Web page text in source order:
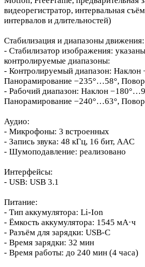
видеорегистратор, интервальная
интервалов и длительностей)
Стабилизация и диапазоны движения:
- Стабилизатор изображения:
контролируемые диапазоны:
- Контролируемый диапазон:
Панорамирование −235°…58°,
- Рабочий диапазон: Наклон
Панорамирование −240°…63°,
Аудио:
- Микрофоны: 3 встроенных
- Запись звука: 48 кГц, 16 бит, AAC
- Шумоподавление: реализовано
Интерфейсы:
- USB: USB 3.1
Питание:
- Тип аккумулятора: Li‑Ion
- Ёмкость аккумулятора: 1545 мА·ч
- Разъём для зарядки: USB‑C
- Время зарядки: 32 мин
- Время работы: до 240 мин (4 часа)